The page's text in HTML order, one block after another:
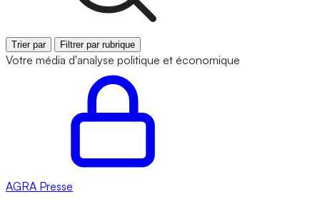
Trier par Filtrer par rubrique
Votre média d'analyse politique et économique
AGRA Presse